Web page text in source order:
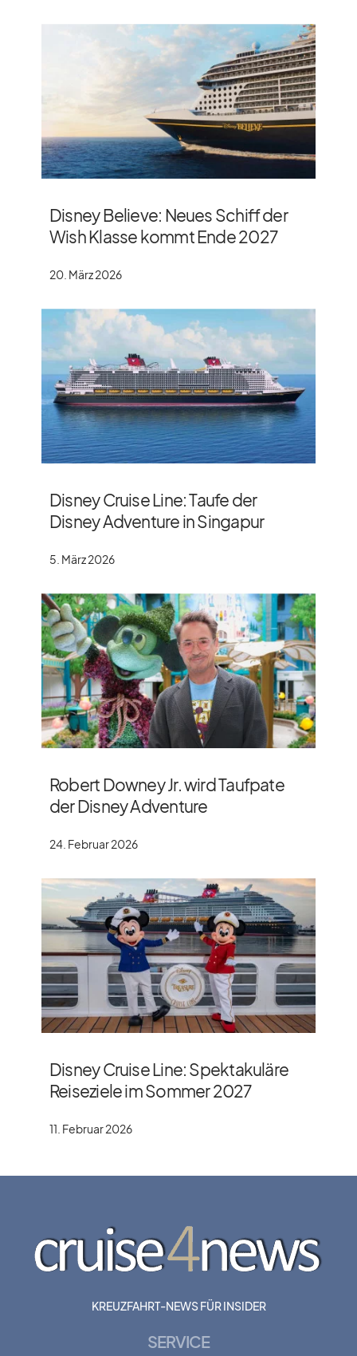
Disney Believe: Neues Schiff der
Wish Klasse kommt Ende 2027
20. März 2026
Disney Cruise Line: Taufe der
Disney Adventure in Singapur
5. März 2026
Robert Downey Jr. wird Taufpate
der Disney Adventure
24. Februar 2026
Disney Cruise Line: Spektakuläre
Reiseziele im Sommer 2027
11. Februar 2026
KREUZFAHRT-NEWS FÜR INSIDER
SERVICE